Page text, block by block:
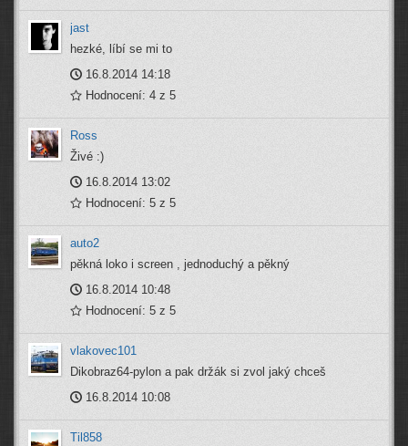
jast
hezké, líbí se mi to
16.8.2014 14:18
Hodnocení: 4 z 5
Ross
Živé :)
16.8.2014 13:02
Hodnocení: 5 z 5
auto2
pěkná loko i screen , jednoduchý a pěkný
16.8.2014 10:48
Hodnocení: 5 z 5
vlakovec101
Dikobraz64-pylon a pak držák si zvol jaký chceš
16.8.2014 10:08
Til858